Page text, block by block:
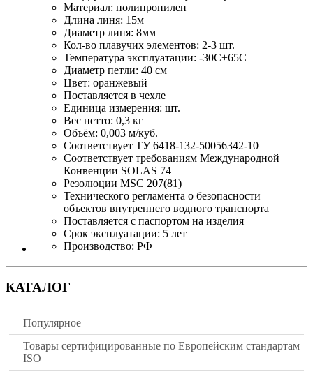
Материал: полипропилен
Длина линя: 15м
Диаметр линя: 8мм
Кол-во плавучих элементов: 2-3 шт.
Температура эксплуатации: -30С+65С
Диаметр петли: 40 см
Цвет: оранжевый
Поставляется в чехле
Единица измерения: шт.
Вес нетто: 0,3 кг
Объём: 0,003 м/куб.
Соответствует ТУ 6418-132-50056342-10
Соответствует требованиям Международной
Конвенции SOLAS 74
Резолюции MSC 207(81)
Технического регламента о безопасности
объектов внутреннего водного транспорта
Поставляется с паспортом на изделия
Срок эксплуатации: 5 лет
Производство: РФ
КАТАЛОГ
Популярное
Товары сертифицированные по Европейским стандартам
ISO